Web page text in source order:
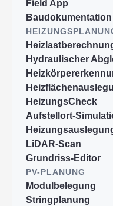
Field App
Baudokumentation
Hydraulischer
HeizungsCheck
Aufstellort-
LiDAR-Scan
Grundriss-Editor
PV-PLANUNG
Modulbelegung
Stringplanung